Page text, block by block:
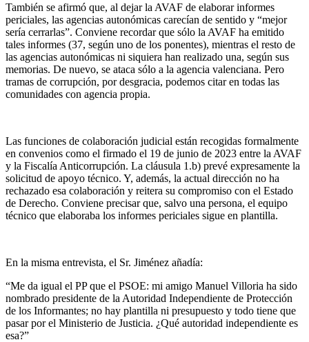
También se afirmó que, al dejar la AVAF de elaborar informes
periciales, las agencias autonómicas carecían de sentido y “mejor
sería cerrarlas”. Conviene recordar que sólo la AVAF ha emitido
tales informes (37, según uno de los ponentes), mientras el resto de
las agencias autonómicas ni siquiera han realizado una, según sus
memorias. De nuevo, se ataca sólo a la agencia valenciana. Pero
tramas de corrupción, por desgracia, podemos citar en todas las
comunidades con agencia propia.
Las funciones de colaboración judicial están recogidas formalmente
en convenios como el firmado el 19 de junio de 2023 entre la AVAF
y la Fiscalía Anticorrupción. La cláusula 1.b) prevé expresamente la
solicitud de apoyo técnico. Y, además, la actual dirección no ha
rechazado esa colaboración y reitera su compromiso con el Estado
de Derecho. Conviene precisar que, salvo una persona, el equipo
técnico que elaboraba los informes periciales sigue en plantilla.
En la misma entrevista, el Sr. Jiménez añadía:
“Me da igual el PP que el PSOE: mi amigo Manuel Villoria ha sido
nombrado presidente de la Autoridad Independiente de Protección
de los Informantes; no hay plantilla ni presupuesto y todo tiene que
pasar por el Ministerio de Justicia. ¿Qué autoridad independiente es
esa?”